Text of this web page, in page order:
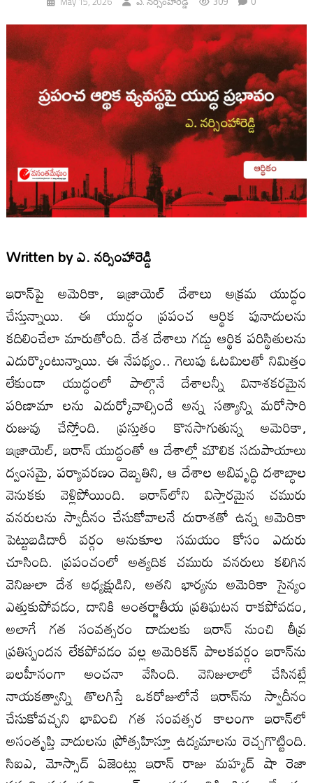
Written byఎ. నర్సింహారెడ్డి
ఇరాన్‌పై అమెరికా, ఇజ్రాయెల్ దేశాలు అక్రమ యుద్ధం
చేస్తున్నాయి. ఈ యుద్ధం ప్రపంచ ఆర్థిక పునాదులను
కదిలించేలా మారుతోంది. దేశ దేశాలు గ‌డ్డు ఆర్థిక ప‌రిస్థితుల‌ను
ఎదుర్కొంటున్నాయి. ఈ నేప‌థ్యం.. గెలుపు ఓటమిలతో నిమిత్తం
లేకుండా యుద్ధంలో పాల్గొనే దేశాలన్నీ వినాశకరమైన
పరిణామా లను ఎదుర్కోవాల్సిందే అన్న సత్యాన్ని మరోసారి
రుజువు చేస్తోంది. ప్రస్తుతం కొనసాగుతున్న అమెరికా,
ఇజ్రాయెల్, ఇరాన్ యుద్ధంతో ఆ దేశాల్లో మౌలిక సదుపాయాలు
ద్వంసమై, పర్యావరణం దెబ్బతిని, ఆ దేశాల అబివృద్ధి దశాబ్ధాల
వెనుక‌కు వెళ్లిపోయింది. ఇరాన్‌లోని విస్తారమైన చమురు
వనరులను స్వాదీనం చేసుకోవాలనే దురాశతో ఉన్న అమెరికా
పెట్టుబడిదారీ వర్గం అనుకూల సమయం కోసం ఎదురు
చూసింది. ప్రపంచంలో అత్యదిక చమురు వనరులు కలిగిన
వెనిజులా దేశ అధ్యక్షుడిని, అతని భార్యను అమెరికా సైన్యం
ఎత్తుకుపోవ‌డం, దానికి అంతర్జాతీయ ప్రతిఘటన రాకపోవడం,
అలాగే గత సంవత్సరం దాడులకు ఇరాన్ నుంచి తీవ్ర
ప్రతిస్పందన లేకపోవడం వల్ల అమెరికన్ పాలకవర్గం ఇరాన్‌ను
బలహీనంగా అంచనా వేసింది. వెనిజులాలో చేసినట్లే
నాయకత్వాన్ని తొలగిస్తే ఒకరోజులోనే ఇరాన్‌ను స్వాదీనం
చేసుకోవచ్చని భావించి గత సంవత్సర కాలంగా ఇరాన్‌లో
అసంతృప్తి వాదులను ప్రోత్సహిస్తూ ఉద్యమాలను రెచ్చగొట్టింది.
సిఐఎ, మోస్సాద్ ఏజెంట్లు ఇరాన్ రాజు మహ్మద్ షా రెజా